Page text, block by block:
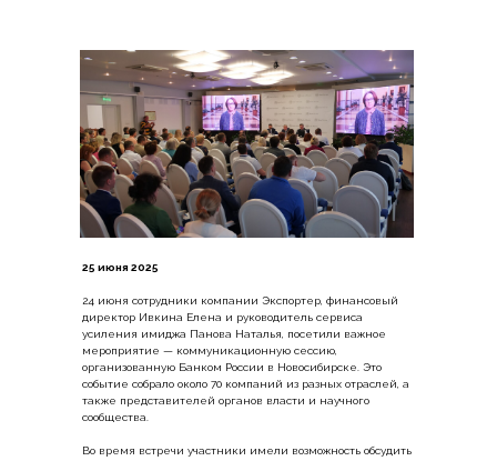
25 июня 2025
24 июня сотрудники компании Экспортер, финансовый
директор Ивкина Елена и руководитель сервиса
усиления имиджа Панова Наталья, посетили важное
мероприятие — коммуникационную сессию,
организованную Банком России в Новосибирске. Это
событие собрало около 70 компаний из разных отраслей, а
также представителей органов власти и научного
сообщества.
Во время встречи участники имели возможность обсудить